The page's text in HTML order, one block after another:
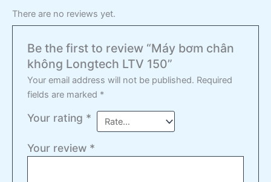
There are no reviews yet.
Be the first to review “Máy bơm chân
không Longtech LTV 150”
Your email address will not be published. Required
fields are marked *
Your rating *
Your review *